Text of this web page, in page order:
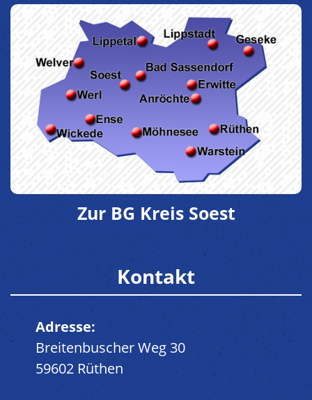
Zur BG Kreis Soest
Kontakt
Adresse:
Breitenbuscher Weg 30
59602 Rüthen